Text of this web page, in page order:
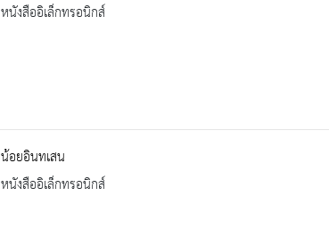
หนังสืออิเล็กทรอนิกส์
น้อยอินทเสน
หนังสืออิเล็กทรอนิกส์